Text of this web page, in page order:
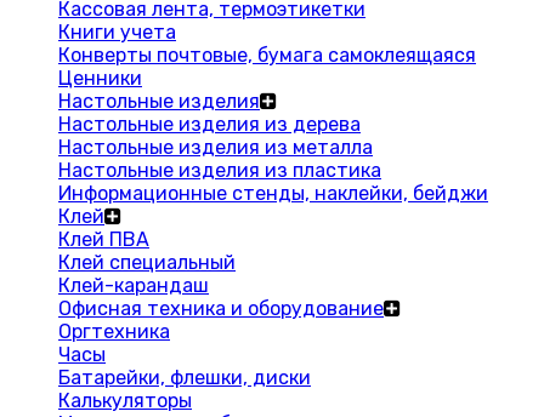
Кассовая лента, термоэтикетки
Книги учета
Конверты почтовые, бумага самоклеящаяся
Ценники
Настольные изделия
Настольные изделия из дерева
Настольные изделия из металла
Настольные изделия из пластика
Информационные стенды, наклейки, бейджи
Клей
Клей ПВА
Клей специальный
Клей-карандаш
Офисная техника и оборудование
Оргтехника
Часы
Батарейки, флешки, диски
Калькуляторы